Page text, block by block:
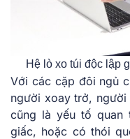
Hệ lò xo túi độc lập
Với các cặp đôi ngủ
người xoay trở,
cũng là yếu tố quan
giấc, hoặc có thói